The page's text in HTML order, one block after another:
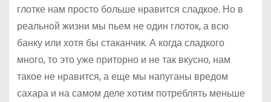
глотке нам просто больше нравится сладкое. Но в
реальной жизни мы пьем не один глоток, а всю
банку или хотя бы стаканчик. А когда сладкого
много, то это уже приторно и не так вкусно, нам
такое не нравится, а еще мы напуганы вредом
сахара и на самом деле хотим потреблять меньше